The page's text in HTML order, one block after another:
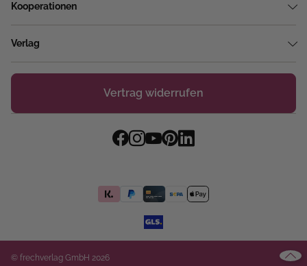
Kooperationen
Verlag
Vertrag widerrufen
© frechverlag GmbH 2026